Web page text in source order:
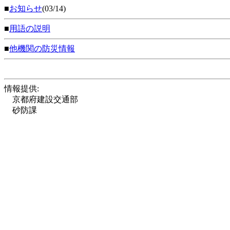
■お知らせ(03/14)
■用語の説明
■他機関の防災情報
情報提供:
京都府建設交通部
砂防課